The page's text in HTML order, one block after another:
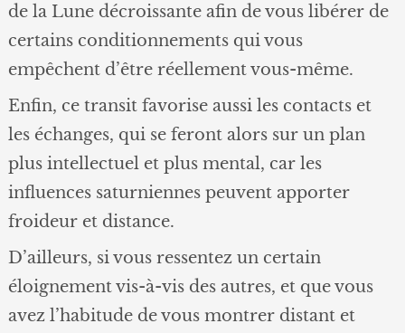
de la Lune décroissante afin de vous libérer de
certains conditionnements qui vous
empêchent d’être réellement vous-même.
Enfin, ce transit favorise aussi les contacts et
les échanges, qui se feront alors sur un plan
plus intellectuel et plus mental, car les
influences saturniennes peuvent apporter
froideur et distance.
D’ailleurs, si vous ressentez un certain
éloignement vis-à-vis des autres, et que vous
avez l’habitude de vous montrer distant et